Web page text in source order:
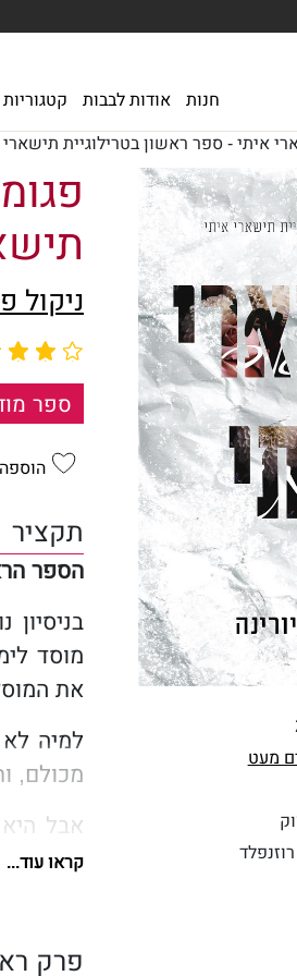
חנות אודות לבבות קטגוריות
איתי - ספר ראשון בטרילוגיית
מעט
ניקול
ספר
תקציר
הספר
מוסד
את
למיה
מכולם,
אבל
מאוד
יהיה
קראו עוד...
פרק